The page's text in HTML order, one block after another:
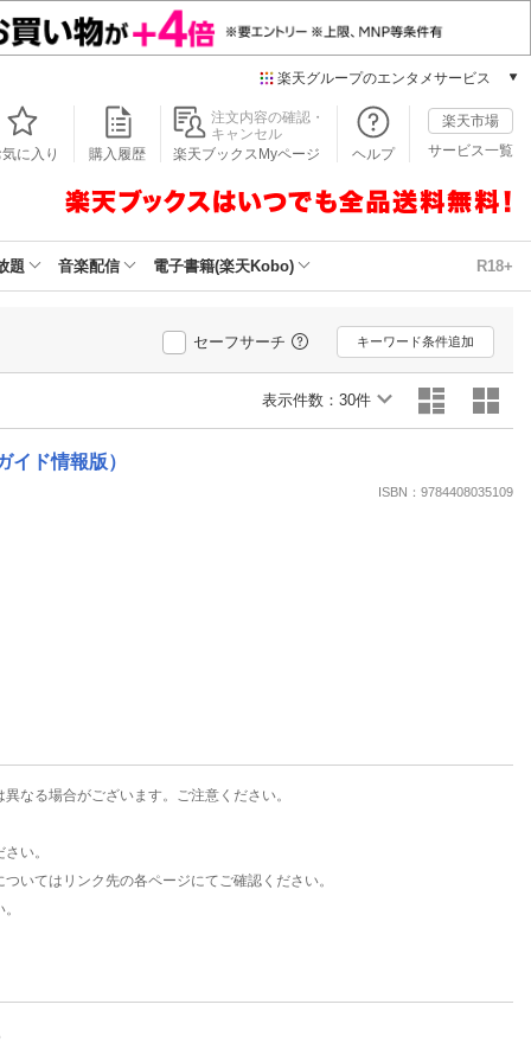
楽天グループのエンタメサービス
本/ゲーム/CD/DVD
楽天ブックス
楽天Kobo
動画配信
楽天TV
動画配信ガイド
気に入り 購入履歴
注文内容の確認・
キャンセル
楽天ブックスMyページ
ヘルプ
楽天市場
サービス一覧
題 音楽配信 電子書籍(楽天Kobo) R18+
セーフサーチ キーワード条件追加
表示件数： 30件
ド情報版）
ISBN：9784408035109
なる場合がございます。ご注意ください。
い。
いてはリンク先の各ページにてご確認ください。